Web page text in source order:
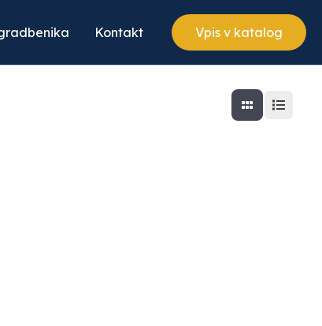
Kontakt Vpis v katalog